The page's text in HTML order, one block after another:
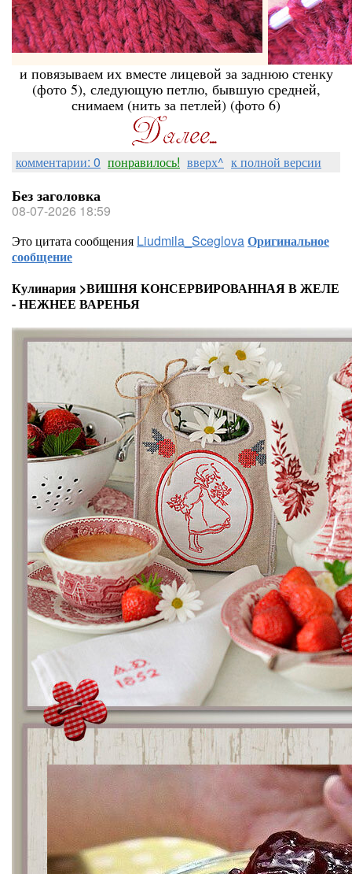
и повязываем их вместе лицевой за заднюю стенку
(фото 5), следующую петлю, бывшую средней,
снимаем (нить за петлей) (фото 6)
комментарии: 0 понравилось! вверх^ к полной версии
Без заголовка
08-07-2026 18:59
Это цитата сообщения Liudmila_SceglovaОригинальное
сообщение
Кулинария >ВИШНЯ КОНСЕРВИРОВАННАЯ В ЖЕЛЕ
- НЕЖНЕЕ ВАРЕНЬЯ